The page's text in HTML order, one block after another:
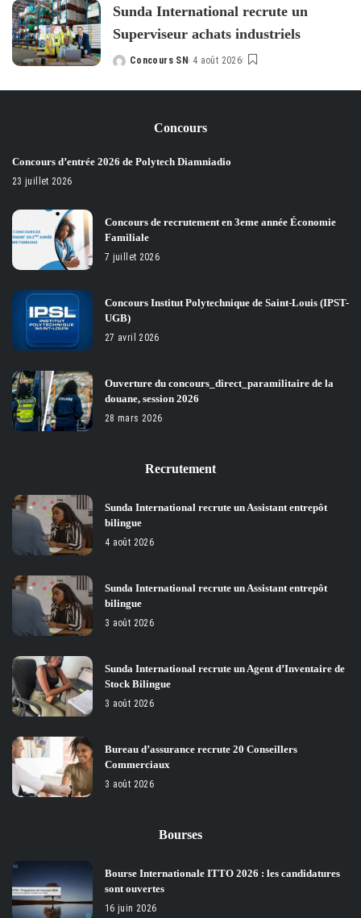
Sunda International recrute un
Superviseur achats industriels
Posted
Concours SN 4 août 2026
Concours
Concours d’entrée 2026 de Polytech Diamniadio
23 juillet 2026
Concours de recrutement en 3eme année Économie
Familiale
7 juillet 2026
Concours Institut Polytechnique de Saint-Louis (IPST-
UGB)
27 avril 2026
Ouverture du concours_direct_paramilitaire de la
douane, session 2026
28 mars 2026
Recrutement
Sunda International recrute un Assistant entrepôt
bilingue
4 août 2026
Sunda International recrute un Assistant entrepôt
bilingue
3 août 2026
Sunda International recrute un Agent d’Inventaire de
Stock Bilingue
3 août 2026
Bureau d’assurance recrute 20 Conseillers
Commerciaux
3 août 2026
Bourses
Bourse Internationale ITTO 2026 : les candidatures
sont ouvertes
16 juin 2026